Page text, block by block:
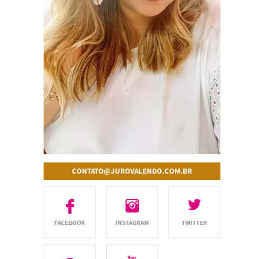
CONTATO@JUROVALENDO.COM.BR